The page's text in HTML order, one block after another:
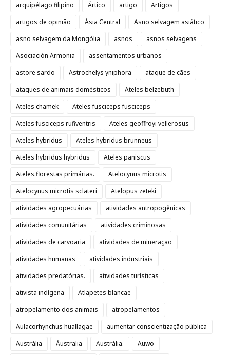
arquipélago filipino
Ártico artigo
Artigos
artigos de opinião
Ásia Central
Asno selvagem asiático
asno selvagem da Mongólia
asnos
asnos selvagens
Asociación Armonia
assentamentos urbanos
astore sardo
Astrochelys yniphora
ataque de cães
ataques de animais domésticos
Ateles belzebuth
Ateles chamek
Ateles fusciceps fusciceps
Ateles fusciceps rufiventris
Ateles geoffroyi vellerosus
Ateles hybridus
Ateles hybridus brunneus
Ateles hybridus hybridus
Ateles paniscus
Ateles.florestas primárias.
Atelocynus microtis
Atelocynus microtis sclateri
Atelopus zeteki
atividades agropecuárias
atividades antropogênicas
atividades comunitárias
atividades criminosas
atividades de carvoaria
atividades de mineração
atividades humanas
atividades industriais
atividades predatórias.
atividades turísticas
ativista indígena
Atlapetes blancae
atropelamento dos animais
atropelamentos
Aulacorhynchus huallagae
aumentar conscientização pública
Austrália
Áustralia Austrália.
Auwo